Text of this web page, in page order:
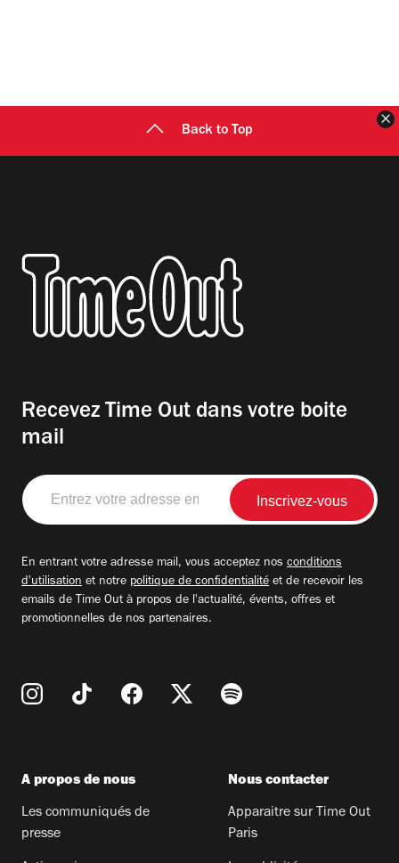
Back to Top
Recevez Time Out dans votre boite
mail
Entrez
votre
adresse
En entrant votre adresse mail, vous acceptez nos conditions
d'utilisation et notre politique de confidentialité et de recevoir les
emails de Time Out à propos de l'actualité, évents, offres et
promotionnelles de nos partenaires.
A propos de nous
Les communiqués de
presse
Nous contacter
Apparaitre sur Time Out
Paris